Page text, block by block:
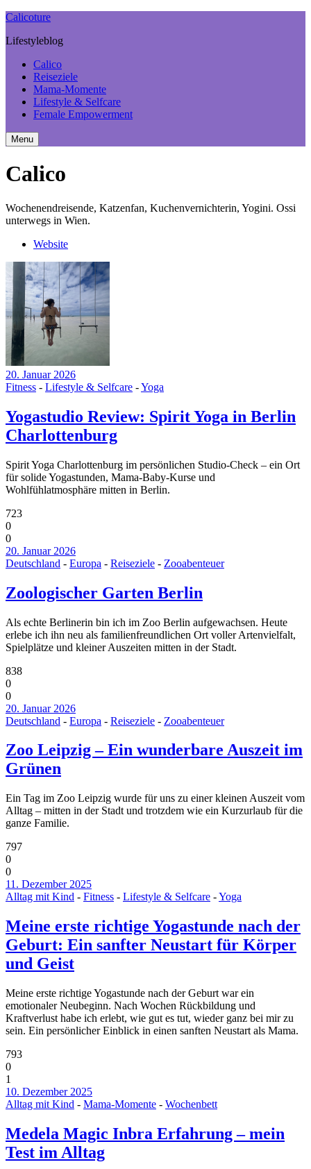
Calicoture
Lifestyleblog
Calico
Reiseziele
Mama-Momente
Lifestyle & Selfcare
Female Empowerment
Menu
Calico
Wochenendreisende, Katzenfan, Kuchenvernichterin, Yogini. Ossi
unterwegs in Wien.
Website
20. Januar 2026
Fitness - Lifestyle & Selfcare -Yoga
Yogastudio Review: Spirit Yoga in Berlin
Charlottenburg
Spirit Yoga Charlottenburg im persönlichen Studio-Check – ein Ort
für solide Yogastunden, Mama-Baby-Kurse und
Wohlfühlatmosphäre mitten in Berlin.
723
0
0
20. Januar 2026
Deutschland - Europa - Reiseziele - Zooabenteuer
Zoologischer Garten Berlin
Als echte Berlinerin bin ich im Zoo Berlin aufgewachsen. Heute
erlebe ich ihn neu als familienfreundlichen Ort voller Artenvielfalt,
Spielplätze und kleiner Auszeiten mitten in der Stadt.
838
0
0
20. Januar 2026
Deutschland - Europa - Reiseziele - Zooabenteuer
Zoo Leipzig – Ein wunderbare Auszeit im
Grünen
Ein Tag im Zoo Leipzig wurde für uns zu einer kleinen Auszeit vom
Alltag – mitten in der Stadt und trotzdem wie ein Kurzurlaub für die
ganze Familie.
797
0
0
11. Dezember 2025
Alltag mit Kind - Fitness - Lifestyle & Selfcare -Yoga
Meine erste richtige Yogastunde nach der
Geburt: Ein sanfter Neustart für Körper
und Geist
Meine erste richtige Yogastunde nach der Geburt war ein
emotionaler Neubeginn. Nach Wochen Rückbildung und
Kraftverlust habe ich erlebt, wie gut es tut, wieder ganz bei mir zu
sein. Ein persönlicher Einblick in einen sanften Neustart als Mama.
793
0
1
10. Dezember 2025
Alltag mit Kind - Mama-Momente - Wochenbett
Medela Magic Inbra Erfahrung – mein
Test im Alltag